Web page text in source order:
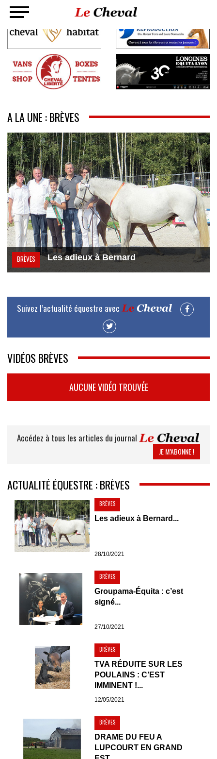
A LA UNE : BRÈVES
BRÈVES Les adieux à Bernard
Suivez l’actualité équestre avec
VIDÉOS BRÈVES
AUCUNE VIDÉO TROUVÉE
Accédez à tous les articles du journal
JE M’ABONNE !
ACTUALITÉ ÉQUESTRE : BRÈVES
BRÈVES
Les adieux à Bernard...
28/10/2021
BRÈVES
Groupama-Équita : c’est
signé...
27/10/2021
BRÈVES
TVA RÉDUITE SUR LES
POULAINS : C’EST
IMMINENT !...
12/05/2021
BRÈVES
DRAME DU FEU A
LUPCOURT EN GRAND